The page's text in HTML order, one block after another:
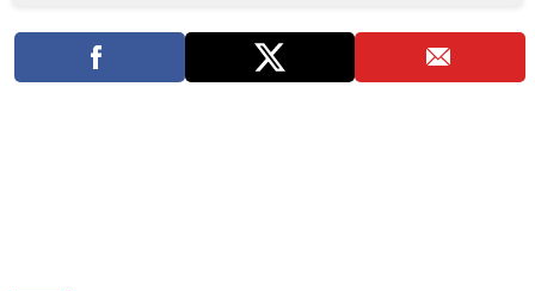
PHOTO
GUIDES D'ACHAT